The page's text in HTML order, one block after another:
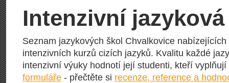
Intenzivní
Seznam jazykových škol Chvalkovice
intenzivních kurzů cizích jazyků. Kvalitu každé
intenzivní výuky hodnotí její studenti, kteří
formuláře - přečtěte si recenze, reference a